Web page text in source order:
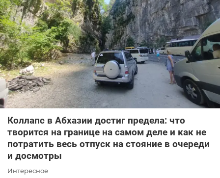
Коллапс в Абхазии достиг предела: что
творится на границе на самом деле и как не
потратить весь отпуск на стояние в очереди
и досмотры
Интересное